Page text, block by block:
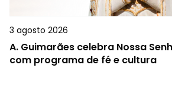
3 agosto 2026
A. Guimarães celebra Nossa
com programa de fé e cultura